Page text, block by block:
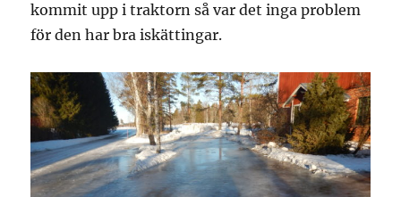
kommit upp i traktorn så var det inga problem
för den har bra iskättingar.